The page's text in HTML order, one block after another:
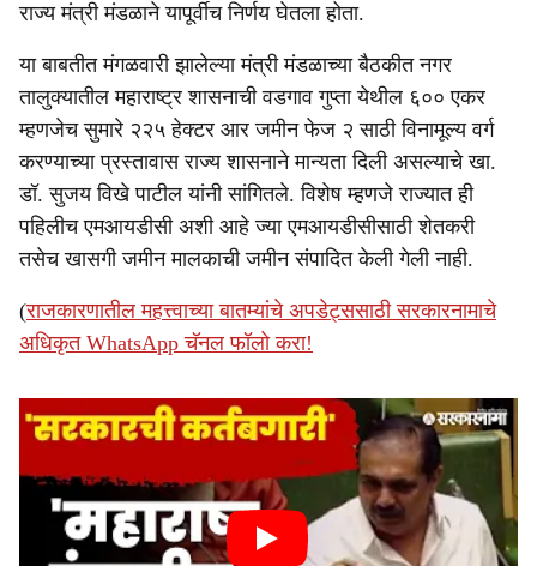
राज्य मंत्री मंडळाने यापूर्वीच निर्णय घेतला होता.
या बाबतीत मंगळवारी झालेल्या मंत्री मंडळाच्या बैठकीत नगर
तालुक्यातील महाराष्ट्र शासनाची वडगाव गुप्ता येथील ६०० एकर
म्हणजेच सुमारे २२५ हेक्टर आर जमीन फेज २ साठी विनामूल्य वर्ग
करण्याच्या प्रस्तावास राज्य शासनाने मान्यता दिली असल्याचे खा.
डॉ. सुजय विखे पाटील यांनी सांगितले. विशेष म्हणजे राज्यात ही
पहिलीच एमआयडीसी अशी आहे ज्या एमआयडीसीसाठी शेतकरी
तसेच खासगी जमीन मालकाची जमीन संपादित केली गेली नाही.
(राजकारणातील महत्त्वाच्या बातम्यांचे अपडेट्ससाठी सरकारनामाचे
अधिकृत WhatsApp चॅनल फॉलो करा!